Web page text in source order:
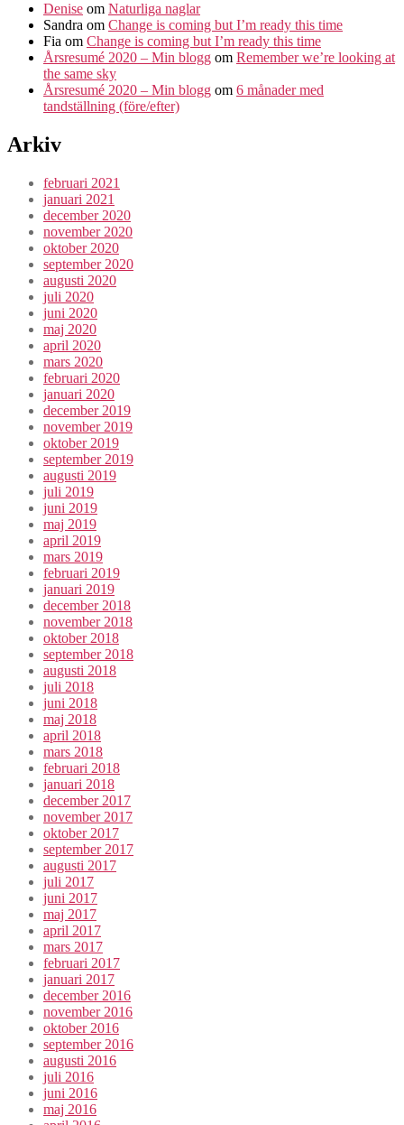
Denise om Naturliga naglar
Sandra om Change is coming but I’m ready this time
Fia om Change is coming but I’m ready this time
Årsresumé 2020 – Min blogg om Remember we’re looking at
the same sky
Årsresumé 2020 – Min blogg om 6 månader med
tandställning (före/efter)
Arkiv
februari 2021
januari 2021
december 2020
november 2020
oktober 2020
september 2020
augusti 2020
juli 2020
juni 2020
maj 2020
april 2020
mars 2020
februari 2020
januari 2020
december 2019
november 2019
oktober 2019
september 2019
augusti 2019
juli 2019
juni 2019
maj 2019
april 2019
mars 2019
februari 2019
januari 2019
december 2018
november 2018
oktober 2018
september 2018
augusti 2018
juli 2018
juni 2018
maj 2018
april 2018
mars 2018
februari 2018
januari 2018
december 2017
november 2017
oktober 2017
september 2017
augusti 2017
juli 2017
juni 2017
maj 2017
april 2017
mars 2017
februari 2017
januari 2017
december 2016
november 2016
oktober 2016
september 2016
augusti 2016
juli 2016
juni 2016
maj 2016